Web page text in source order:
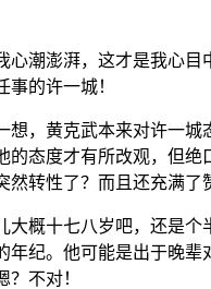
心潮澎湃，这才是我心目
事的许一城！
想，黄克武本来对许一城
的态度才有所改观，但
然转性了？而且还充满了
大概十七八岁吧，还是个
年纪。他可能是出于晚辈
不对！